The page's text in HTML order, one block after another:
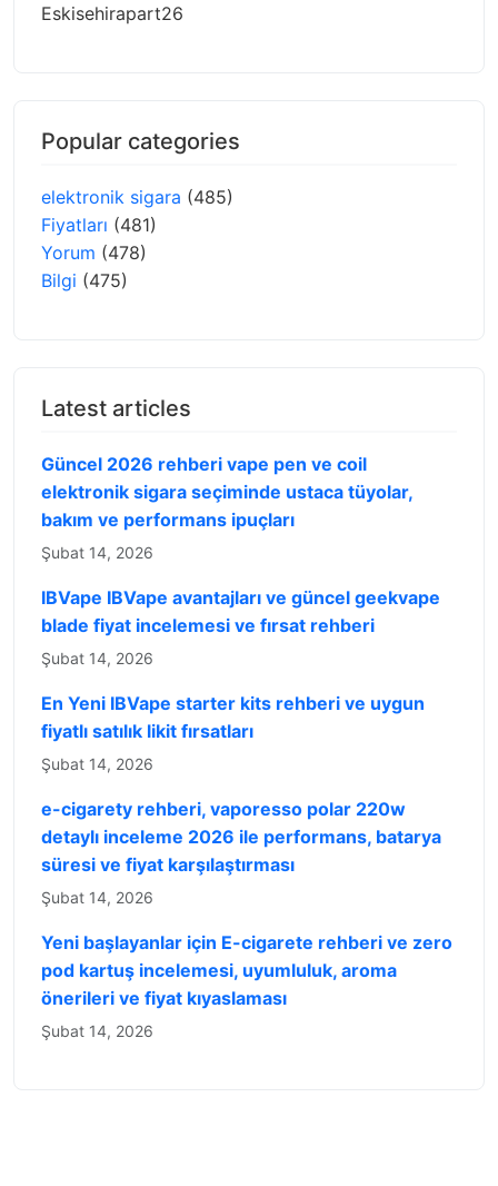
Eskisehirapart26
Popular categories
elektronik sigara (485)
Fiyatları (481)
Yorum (478)
Bilgi (475)
Latest articles
Güncel 2026 rehberi vape pen ve coil
elektronik sigara seçiminde ustaca tüyolar,
bakım ve performans ipuçları
Şubat 14, 2026
IBVape IBVape avantajları ve güncel geekvape
blade fiyat incelemesi ve fırsat rehberi
Şubat 14, 2026
En Yeni IBVape starter kits rehberi ve uygun
fiyatlı satılık likit fırsatları
Şubat 14, 2026
e-cigarety rehberi, vaporesso polar 220w
detaylı inceleme 2026 ile performans, batarya
süresi ve fiyat karşılaştırması
Şubat 14, 2026
Yeni başlayanlar için E-cigarete rehberi ve zero
pod kartuş incelemesi, uyumluluk, aroma
önerileri ve fiyat kıyaslaması
Şubat 14, 2026